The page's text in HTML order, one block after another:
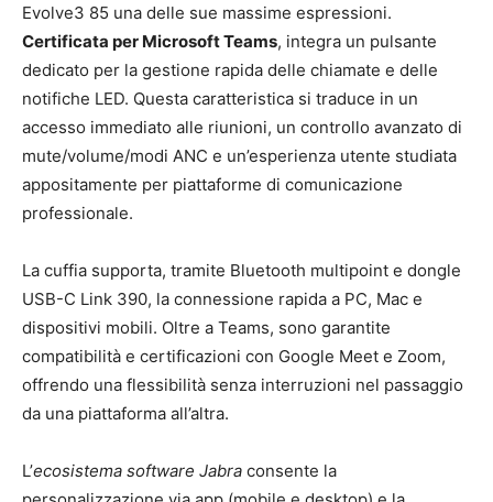
Evolve3 85 una delle sue massime espressioni.
Certificata per Microsoft Teams, integra un pulsante
dedicato per la gestione rapida delle chiamate e delle
notifiche LED. Questa caratteristica si traduce in un
accesso immediato alle riunioni, un controllo avanzato di
mute/volume/modi ANC e un’esperienza utente studiata
appositamente per piattaforme di comunicazione
professionale.
La cuffia supporta, tramite Bluetooth multipoint e dongle
USB-C Link 390, la connessione rapida a PC, Mac e
dispositivi mobili. Oltre a Teams, sono garantite
compatibilità e certificazioni con Google Meet e Zoom,
offrendo una flessibilità senza interruzioni nel passaggio
da una piattaforma all’altra.
L’ecosistema software Jabra consente la